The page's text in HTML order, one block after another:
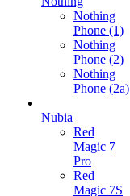
Nothing
Phone (1)
Nothing
Phone (2)
Nothing
Phone (2a)
Nubia
Red
Magic 7
Pro
Red
Magic 7S